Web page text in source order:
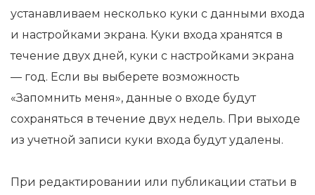
устанавливаем несколько куки с данными входа
и настройками экрана. Куки входа хранятся в
течение двух дней, куки с настройками экрана
— год. Если вы выберете возможность
«Запомнить меня», данные о входе будут
сохраняться в течение двух недель. При выходе
из учетной записи куки входа будут удалены.
При редактировании или публикации статьи в